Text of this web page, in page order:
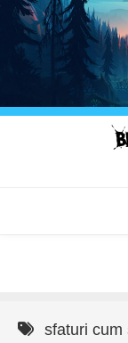
Skip
content
sfaturi cum